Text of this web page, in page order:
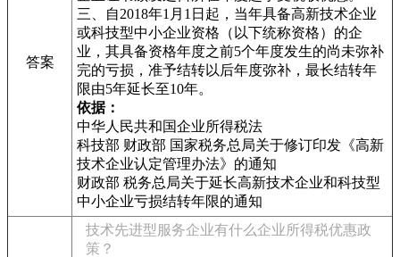
答案
三、自2018年1月1日起，当年具备高新技术企业
或科技型中小企业资格（以下统称资格）的企
业，其具备资格年度之前5个年度发生的尚未弥补
完的亏损，准予结转以后年度弥补，最长结转年
限由5年延长至10年。
依据：
中华人民共和国企业所得税法
科技部 财政部 国家税务总局关于修订印发《高新
技术企业认定管理办法》的通知
财政部 税务总局关于延长高新技术企业和科技型
中小企业亏损结转年限的通知
技术先进型服务企业有什么企业所得税优惠政
策？